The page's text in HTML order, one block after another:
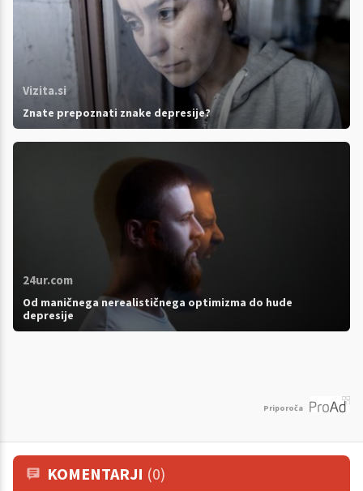
Vizita.si
Znate prepoznati znake depresije?
24ur.com
Od maničnega nerealističnega optimizma do hude
depresije
Priporoča
KOMENTARJI (0)